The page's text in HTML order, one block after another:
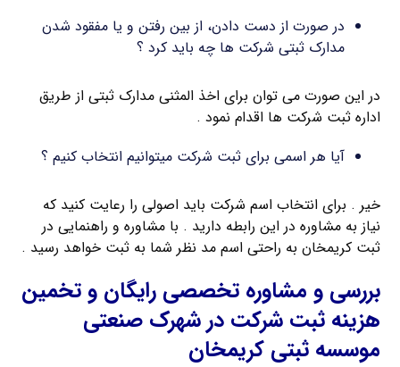
در صورت از دست دادن، از بین رفتن و یا مفقود شدن
مدارک ثبتی شرکت ها چه باید کرد ؟
در این صورت می توان برای اخذ المثنی مدارک ثبتی از طریق
اداره ثبت شرکت ها اقدام نمود .
آیا هر اسمی برای ثبت شرکت میتوانیم انتخاب کنیم ؟
خیر . برای انتخاب اسم شرکت باید اصولی را رعایت کنید که
نیاز به مشاوره در این رابطه دارید . با مشاوره و راهنمایی در
ثبت کریمخان به راحتی اسم مد نظر شما به ثبت خواهد رسید .
بررسی و مشاوره تخصصی رایگان و تخمین
هزینه ثبت شرکت در شهرک صنعتی
موسسه ثبتی کریمخان